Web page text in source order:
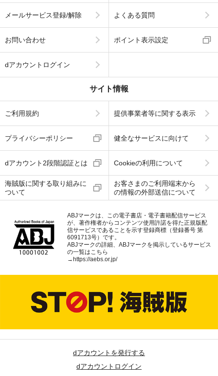
メールサービス登録/解除 よくある質問
お問い合わせ ポイント表示設定
dアカウントログイン
サイト情報
ご利用規約 提供事業者等に関する表示
プライバシーポリシー 健全なサービスに向けて
dアカウント2段階認証とは Cookieの利用について
海賊版に関する取り組みに
ついて
お客さまのご利用端末から
の情報の外部送信について
ABJマークは、この電子書店・電子書籍配信サービス
が、著作権者からコンテンツ使用許諾を得た正規版配
信サービスであることを示す登録商標（登録番号 第
6091713号）です。
ABJマークの詳細、ABJマークを掲示しているサービス
の一覧はこちら
→https://aebs.or.jp/
dアカウントを発行する
dアカウントログイン